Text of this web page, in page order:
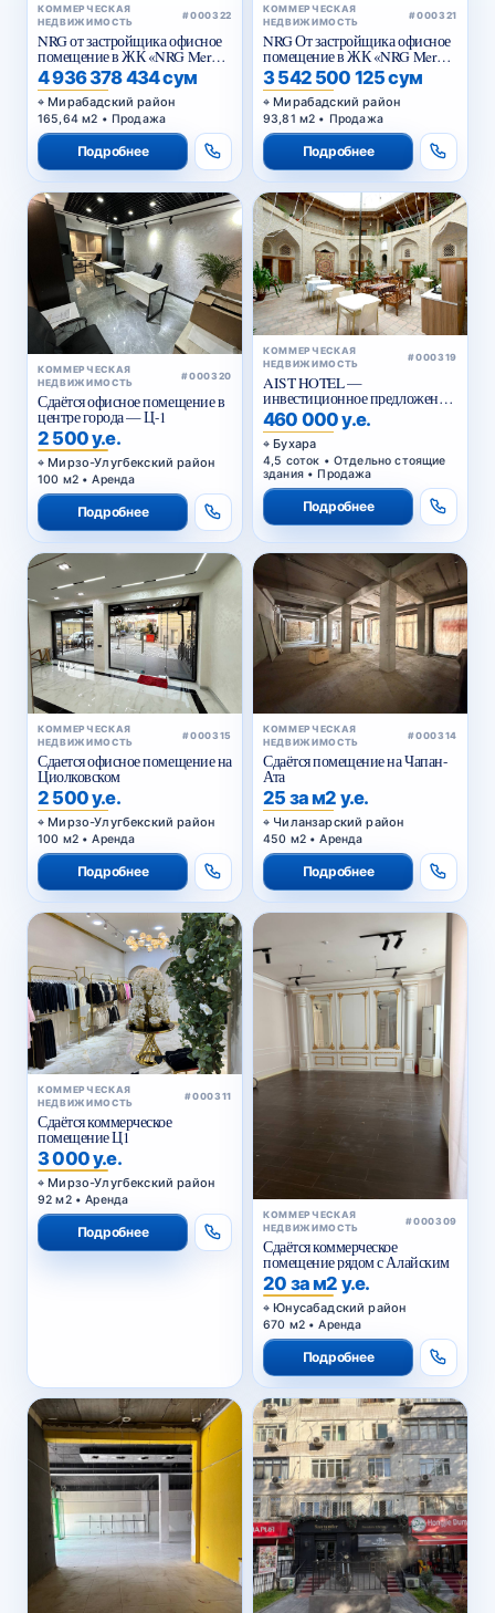
КОММЕРЧЕСКАЯ
НЕДВИЖИМОСТЬ
#000322
NRG от застройщика офисное
помещение в ЖК «NRG Meros
Business»
4 936 378 434 сум
Мирабадский район
165,64 м2 • Продажа
Подробнее
КОММЕРЧЕСКАЯ
НЕДВИЖИМОСТЬ
#000321
NRG От застройщика офисное
помещение в ЖК «NRG Meros
Comfort»
3 542 500 125 сум
Мирабадский район
93,81 м2 • Продажа
Подробнее
КОММЕРЧЕСКАЯ
НЕДВИЖИМОСТЬ
#000320
Сдаётся офисное помещение в
центре города — Ц-1
2 500 у.е.
Мирзо-Улугбекский район
100 м2 • Аренда
Подробнее
КОММЕРЧЕСКАЯ
НЕДВИЖИМОСТЬ
#000319
AIST HOTEL —
инвестиционное предложение
в историческом центре Бухары
460 000 у.е.
Бухара
4,5 соток • Отдельно стоящие
здания • Продажа
Подробнее
КОММЕРЧЕСКАЯ
НЕДВИЖИМОСТЬ
#000315
Сдается офисное помещение на
Циолковском
2 500 у.е.
Мирзо-Улугбекский район
100 м2 • Аренда
Подробнее
КОММЕРЧЕСКАЯ
НЕДВИЖИМОСТЬ
#000314
Сдаётся помещение на Чапан-
Ата
25 за м2 у.е.
Чиланзарский район
450 м2 • Аренда
Подробнее
КОММЕРЧЕСКАЯ
НЕДВИЖИМОСТЬ
#000311
Сдаётся коммерческое
помещение Ц1
3 000 у.е.
Мирзо-Улугбекский район
92 м2 • Аренда
Подробнее
КОММЕРЧЕСКАЯ
НЕДВИЖИМОСТЬ
#000309
Сдаётся коммерческое
помещение рядом с Алайским
20 за м2 у.е.
Юнусабадский район
670 м2 • Аренда
Подробнее